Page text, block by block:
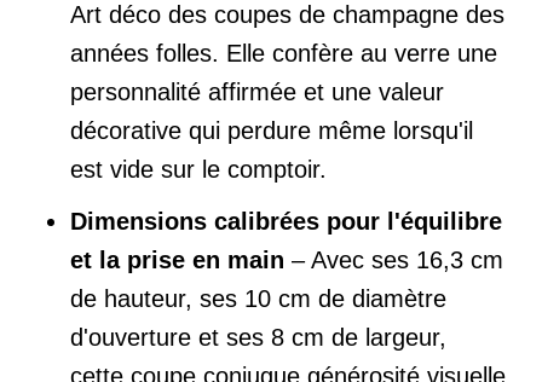
Art déco des coupes de champagne des
années folles. Elle confère au verre une
personnalité affirmée et une valeur
décorative qui perdure même lorsqu'il
est vide sur le comptoir.
Dimensions calibrées pour l'équilibre
et la prise en main – Avec ses 16,3 cm
de hauteur, ses 10 cm de diamètre
d'ouverture et ses 8 cm de largeur,
cette coupe conjugue générosité visuelle